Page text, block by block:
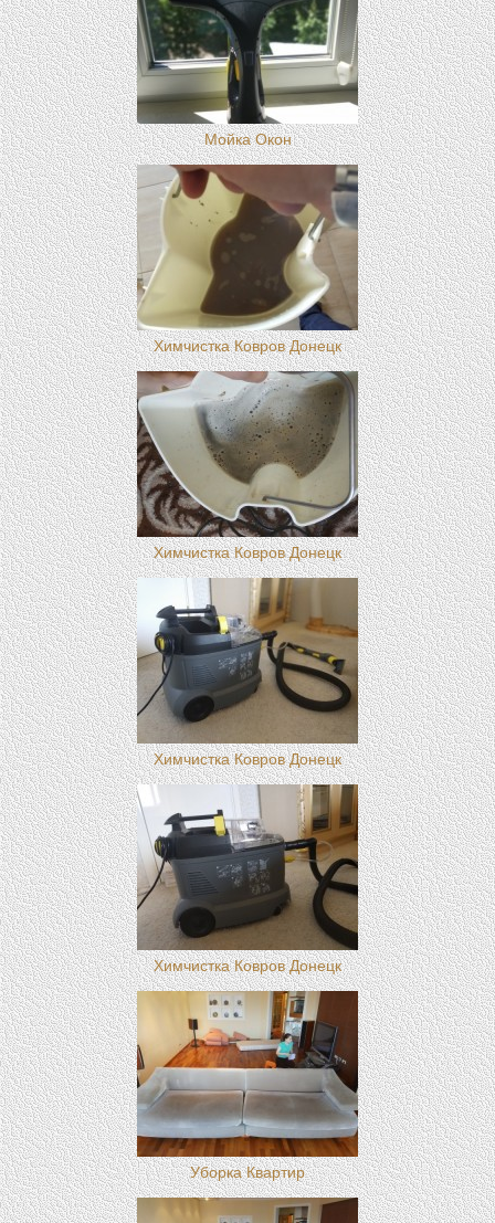
Мойка Окон
Химчистка Ковров Донецк
Химчистка Ковров Донецк
Химчистка Ковров Донецк
Химчистка Ковров Донецк
Уборка Квартир